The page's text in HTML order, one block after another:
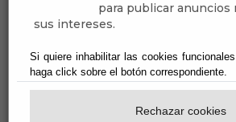
para publicar anuncios
sus intereses.
Si quiere inhabilitar las cookies
haga click sobre el botón correspondiente.
Rechazar cookies